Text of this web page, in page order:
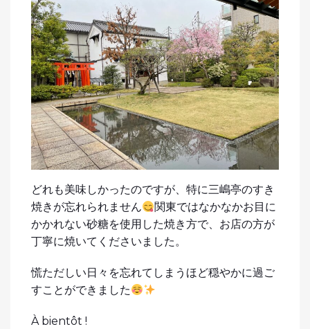
どれも美味しかったのですが、特に三嶋亭のすき
焼きが忘れられません
関東ではなかなかお目に
かかれない砂糖を使用した焼き方で、お店の方が
丁寧に焼いてくださいました。
慌ただしい日々を忘れてしまうほど穏やかに過ご
すことができました
À bientôt !